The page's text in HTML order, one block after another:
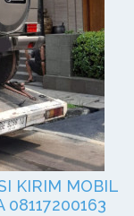
KIRIM MOBIL
08117200163